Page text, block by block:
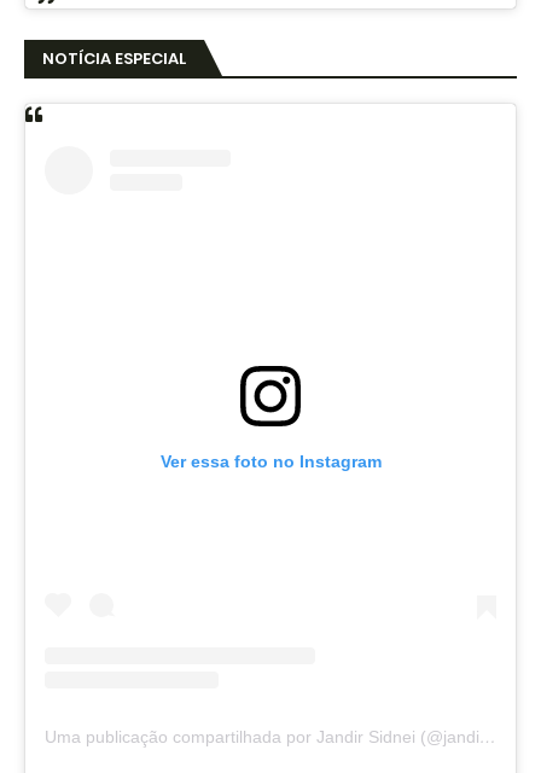
NOTÍCIA ESPECIAL
Ver essa foto no Instagram
Uma publicação compartilhada por Jandir Sidnei (@jandirsidnei)